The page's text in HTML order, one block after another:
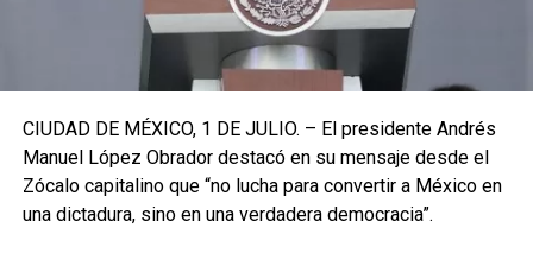
CIUDAD DE MÉXICO, 1 DE JULIO. – El presidente Andrés
Manuel López Obrador destacó en su mensaje desde el
Zócalo capitalino que “no lucha para convertir a México en
una dictadura, sino en una verdadera democracia”.